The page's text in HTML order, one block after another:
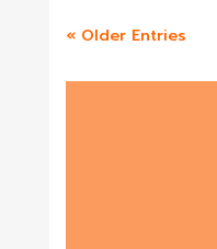
« Older Entries